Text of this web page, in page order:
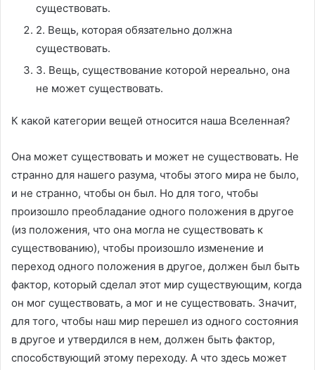
существовать.
2. Вещь, которая обязательно должна
существовать.
3. Вещь, существование которой нереально, она
не может существовать.
К какой категории вещей относится наша Вселенная?
Она может существовать и может не существовать. Не
странно для нашего разума, чтобы этого мира не было,
и не странно, чтобы он был. Но для того, чтобы
произошло преобладание одного положения в другое
(из положения, что она могла не существовать к
существованию), чтобы произошло изменение и
переход одного положения в другое, должен был быть
фактор, который сделал этот мир существующим, когда
он мог существовать, а мог и не существовать. Значит,
для того, чтобы наш мир перешел из одного состояния
в другое и утвердился в нем, должен быть фактор,
способствующий этому переходу. А что здесь может